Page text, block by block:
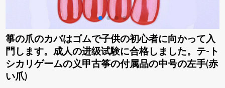
箏の爪のカバはゴムで子供の初心者に向かって入
門します。成人の进级试験に合格しました。テ-ト
シカリゲームの义甲古筝の付属品の中号の左手(赤
い爪)